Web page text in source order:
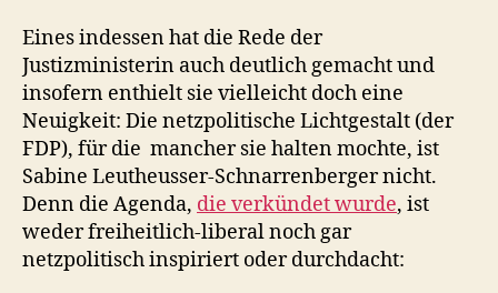
Eines indessen hat die Rede der
Justizministerin auch deutlich gemacht und
insofern enthielt sie vielleicht doch eine
Neuigkeit: Die netzpolitische Lichtgestalt (der
FDP), für die mancher sie halten mochte, ist
Sabine Leutheusser-Schnarrenberger nicht.
Denn die Agenda, die verkündet wurde, ist
weder freiheitlich-liberal noch gar
netzpolitisch inspiriert oder durchdacht: